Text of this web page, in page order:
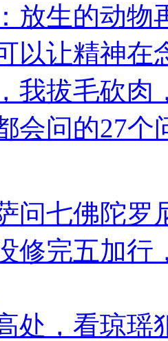
放生的动物
以让精神在
我拔毛砍肉
会问的27个
问七佛陀罗
修完五加行
处，看琼瑶